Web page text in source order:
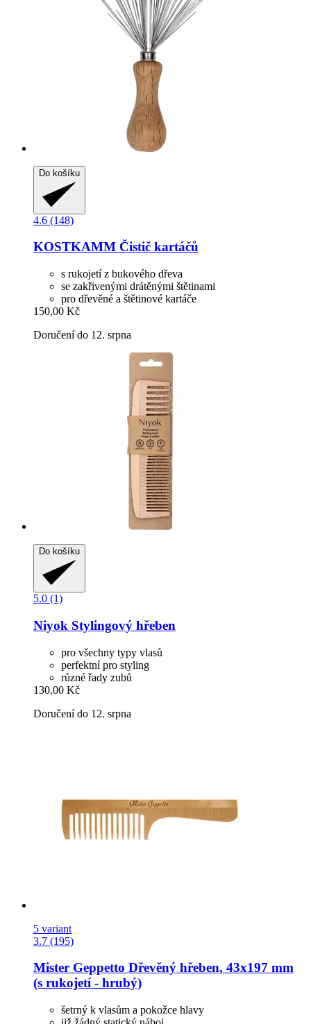
Do košíku
4.6 (148)
KOSTKAMM Čistič kartáčů
s rukojetí z bukového dřeva
se zakřivenými drátěnými štětinami
pro dřevěné a štětinové kartáče
150,00 Kč
Doručení do 12. srpna
Do košíku
5.0 (1)
Niyok Stylingový hřeben
pro všechny typy vlasů
perfektní pro styling
různé řady zubů
130,00 Kč
Doručení do 12. srpna
5 variant
3.7 (195)
Mister Geppetto Dřevěný hřeben, 43x197 mm
(s rukojetí -​ hrubý)
šetrný k vlasům a pokožce hlavy